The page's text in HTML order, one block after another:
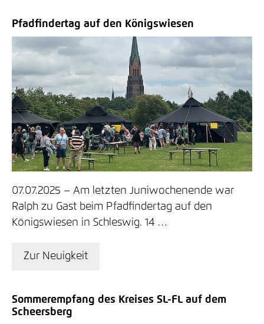
Pfadfindertag auf den Königswiesen
07.07.2025
Am letzten Juniwochenende war
Ralph zu Gast beim Pfadfindertag auf den
Königswiesen in Schleswig. 14 …
Zur Neuigkeit
Sommerempfang des Kreises SL-FL auf dem
Scheersberg